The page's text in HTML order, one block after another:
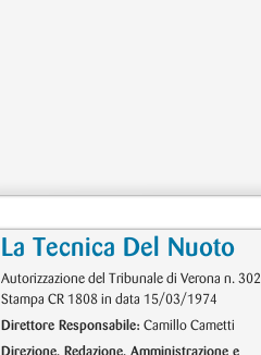
La Tecnica Del Nuoto
Autorizzazione del Tribunale di Verona n. 302
Stampa CR 1808 in data 15/03/1974
Direttore Responsabile: Camillo Cametti
Direzione, Redazione, Amministrazione e